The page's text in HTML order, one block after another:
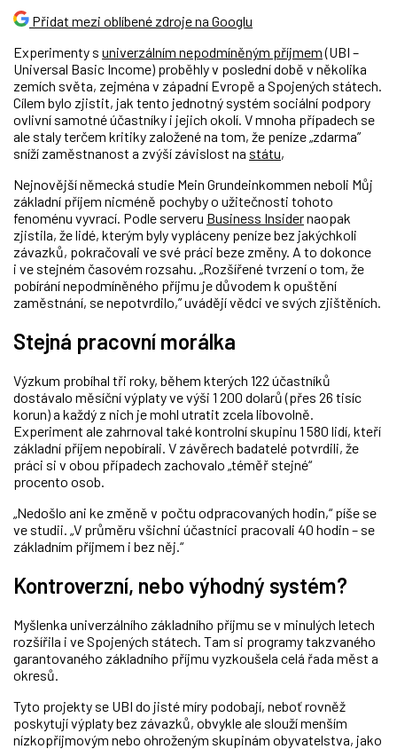
Přidat mezi oblíbené zdroje na Googlu
Experimenty s univerzálním nepodmíněným příjmem(UBI –
Universal Basic Income) proběhly v poslední době v několika
zemích světa, zejména v západní Evropě a Spojených státech.
Cílem bylo zjistit, jak tento jednotný systém sociální podpory
ovlivní samotné účastníky i jejich okolí. V mnoha případech se
ale staly terčem kritiky založené na tom, že peníze „zdarma”
sníží zaměstnanost a zvýší závislost na státu,
Nejnovější německá studie Mein Grundeinkommen neboli Můj
základní příjem nicméně pochyby o užitečnosti tohoto
fenoménu vyvrací. Podle serveru Business Insidernaopak
zjistila, že lidé, kterým byly vypláceny peníze bez jakýchkoli
závazků, pokračovali ve své práci beze změny. A to dokonce
i ve stejném časovém rozsahu. „Rozšířené tvrzení o tom, že
pobírání nepodmíněného příjmu je důvodem k opuštění
zaměstnání, se nepotvrdilo,” uvádějí vědci ve svých zjištěních.
Stejná pracovní morálka
Výzkum probíhal tři roky, během kterých 122 účastníků
dostávalo měsíční výplaty ve výši 1 200 dolarů (přes 26 tisíc
korun) a každý z nich je mohl utratit zcela libovolně.
Experiment ale zahrnoval také kontrolní skupinu 1 580 lidí, kteří
základní příjem nepobírali. V závěrech badatelé potvrdili, že
práci si v obou případech zachovalo „téměř stejné“
procento osob.
„Nedošlo ani ke změně v počtu odpracovaných hodin,“ píše se
ve studii. „V průměru všichni účastníci pracovali 40 hodin – se
základním příjmem i bez něj.“
Kontroverzní, nebo výhodný systém?
Myšlenka univerzálního základního příjmu se v minulých letech
rozšířila i ve Spojených státech. Tam si programy takzvaného
garantovaného základního příjmu vyzkoušela celá řada měst a
okresů.
Tyto projekty se UBI do jisté míry podobají, neboť rovněž
poskytují výplaty bez závazků, obvykle ale slouží menším
nízkopříjmovým nebo ohroženým skupinám obyvatelstva, jako